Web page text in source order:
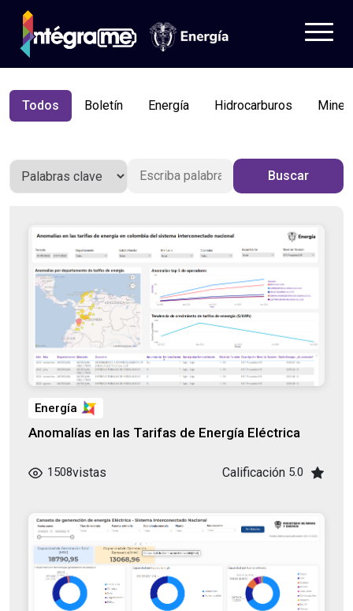
Tableros
¿Quieres saber más?
Iniciar sesión
Todos Boletín Energía Hidrocarburos
Buscar
Energía
Anomalías en las Tarifas de Energía Eléctrica
1508vistas Calificación 5.0